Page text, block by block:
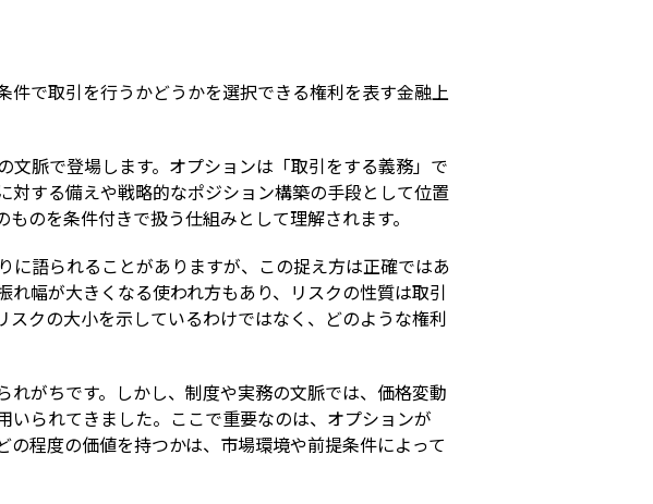
で取引を行うかどうかを選択できる権利を表す金融上
脈で登場します。オプションは「取引をする義務」で
する備えや戦略的なポジション構築の手段として位置
のを条件付きで扱う仕組みとして理解されます。
語られることがありますが、この捉え方は正確ではあ
幅が大きくなる使われ方もあり、リスクの性質は取引
クの大小を示しているわけではなく、どのような権利
がちです。しかし、制度や実務の文脈では、価格変動
られてきました。ここで重要なのは、オプションが
程度の価値を持つかは、市場環境や前提条件によって